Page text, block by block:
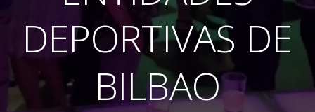
DEPORTIVAS DE
BILBAO